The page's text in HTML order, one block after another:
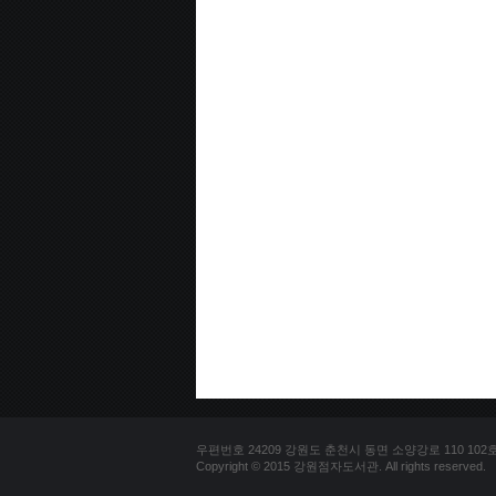
우편번호 24209 강원도 춘천시 동면 소양강로 110 102
Copyright © 2015 강원점자도서관. All rights reserved.